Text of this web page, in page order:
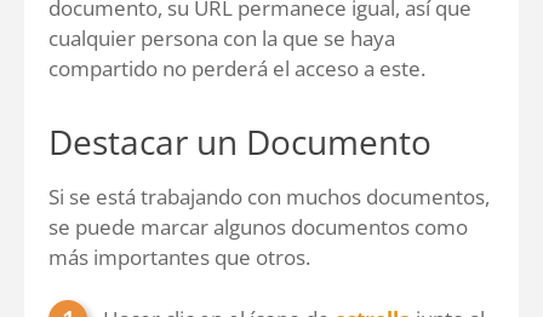
documento, su URL permanece igual, así que
cualquier persona con la que se haya
compartido no perderá el acceso a este.
Destacar un Documento
Si se está trabajando con muchos documentos,
se puede marcar algunos documentos como
más importantes que otros.